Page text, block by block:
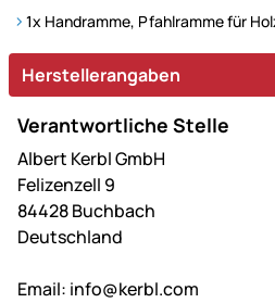
1x Handramme, Pfahlramme für
Herstellerangaben
Verantwortliche Stelle
Albert Kerbl GmbH
Felizenzell 9
84428 Buchbach
Deutschland
Email: info@kerbl.com